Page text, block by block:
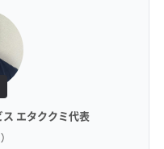
エタククミ代表